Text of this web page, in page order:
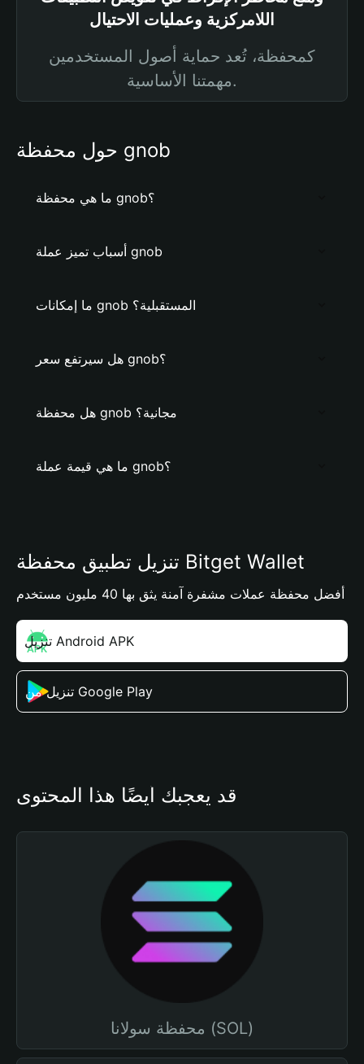
اللامركزية وعمليات الاحتيال
كمحفظة، تُعد حماية أصول المستخدمين
مهمتنا الأساسية.
حول محفظة gnob
ما هي محفظة gnob؟
أسباب تميز عملة gnob
ما إمكانات gnob المستقبلية؟
هل سيرتفع سعر gnob؟
هل محفظة gnob مجانية؟
ما هي قيمة عملة gnob؟
تنزيل تطبيق محفظة Bitget Wallet
أفضل محفظة عملات مشفرة آمنة يثق بها 40 مليون مستخدم
تنزيل Android APK
تنزيل من Google Play
قد يعجبك أيضًا هذا المحتوى
محفظة سولانا (SOL)